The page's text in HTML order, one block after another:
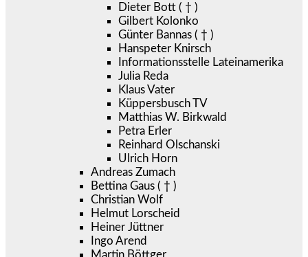
Dieter Bott ( † )
Gilbert Kolonko
Günter Bannas ( † )
Hanspeter Knirsch
Informationsstelle Lateinamerika
Julia Reda
Klaus Vater
Küppersbusch TV
Matthias W. Birkwald
Petra Erler
Reinhard Olschanski
Ulrich Horn
Andreas Zumach
Bettina Gaus ( † )
Christian Wolf
Helmut Lorscheid
Heiner Jüttner
Ingo Arend
Martin Böttger